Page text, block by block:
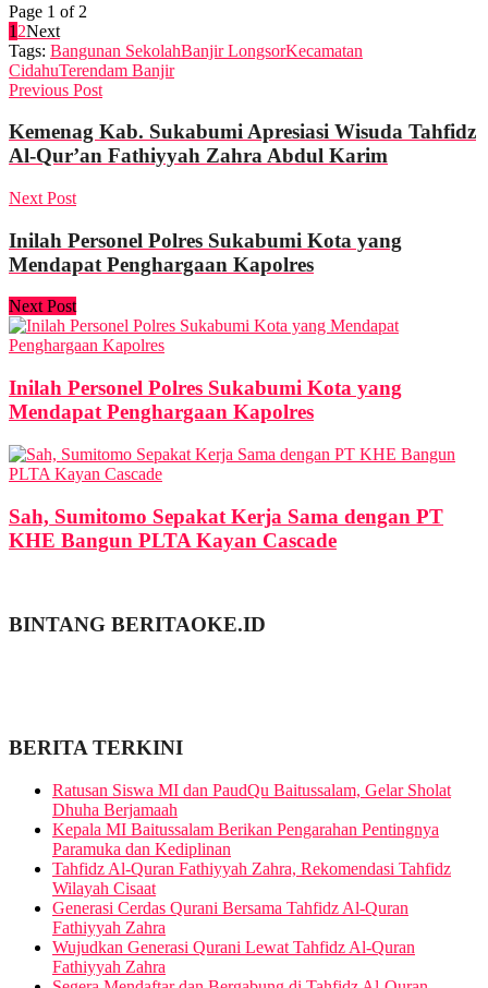
Page 1 of 2
1 2Next
Tags: Bangunan SekolahBanjir LongsorKecamatan
CidahuTerendam Banjir
Previous Post
Kemenag Kab. Sukabumi Apresiasi Wisuda Tahfidz
Al-Qur’an Fathiyyah Zahra Abdul Karim
Next Post
Inilah Personel Polres Sukabumi Kota yang
Mendapat Penghargaan Kapolres
Next Post
Inilah Personel Polres Sukabumi Kota yang
Mendapat Penghargaan Kapolres
Sah, Sumitomo Sepakat Kerja Sama dengan PT
KHE Bangun PLTA Kayan Cascade
BINTANG BERITAOKE.ID
BERITA TERKINI
Ratusan Siswa MI dan PaudQu Baitussalam, Gelar Sholat
Dhuha Berjamaah
Kepala MI Baitussalam Berikan Pengarahan Pentingnya
Paramuka dan Kediplinan
Tahfidz Al-Quran Fathiyyah Zahra, Rekomendasi Tahfidz
Wilayah Cisaat
Generasi Cerdas Qurani Bersama Tahfidz Al-Quran
Fathiyyah Zahra
Wujudkan Generasi Qurani Lewat Tahfidz Al-Quran
Fathiyyah Zahra